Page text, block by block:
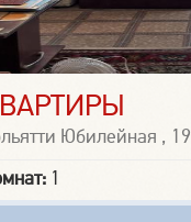
Юбилейная , 19
1